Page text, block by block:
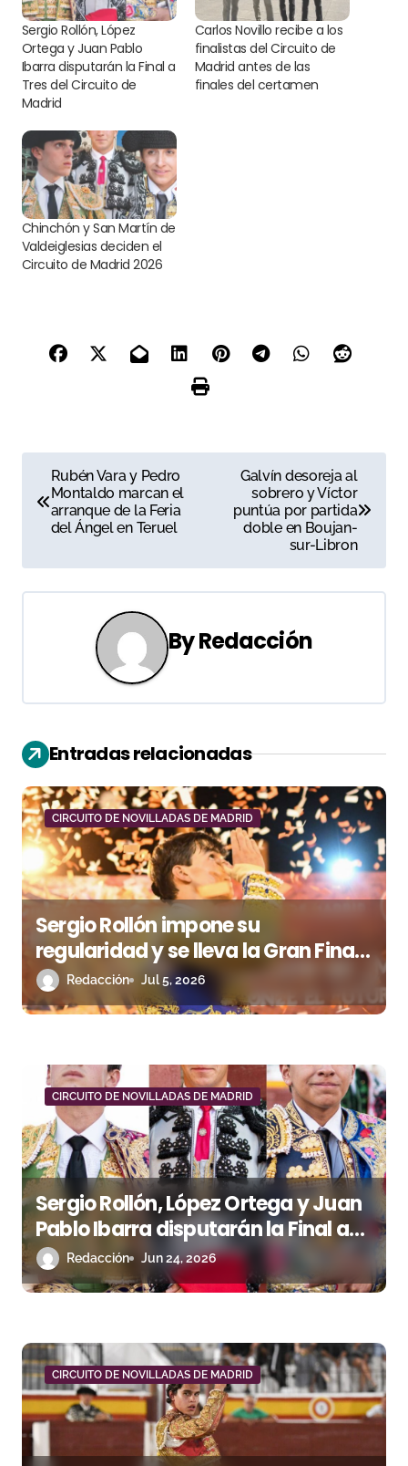
Sergio Rollón, López
Ortega y Juan Pablo
Ibarra disputarán la Final a
Tres del Circuito de
Madrid
Carlos Novillo recibe a los
finalistas del Circuito de
Madrid antes de las
finales del certamen
Chinchón y San Martín de
Valdeiglesias deciden el
Circuito de Madrid 2026
a
e
c
i
ó
n
d
e
e
n
t
a
s
Rubén Vara y Pedro
Montaldo marcan el
arranque de la Feria
del Ángel en Teruel
Galvín desoreja al
sobrero y Víctor
puntúa por partida
doble en Boujan-
sur-Libron
ByRedacción
Entradas relacionadas
CIRCUITO DE NOVILLADAS DE MADRID
Sergio Rollón impone su
regularidad y se lleva la Gran Final
del Circuito de Madrid
Redacción Jul 5, 2026
CIRCUITO DE NOVILLADAS DE MADRID
Sergio Rollón, López Ortega y Juan
Pablo Ibarra disputarán la Final a
Tres del Circuito de Madrid
Redacción Jun 24, 2026
CIRCUITO DE NOVILLADAS DE MADRID